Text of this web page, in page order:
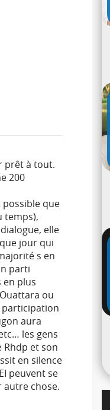
prêt à tout.
200
que
temps),
elle
jour qui
s en
parti
en plus
ou
participation
aura
les gens
et son
en silence
peuvent se
chose.